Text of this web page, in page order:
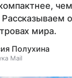
мира.
Полухина
Mail